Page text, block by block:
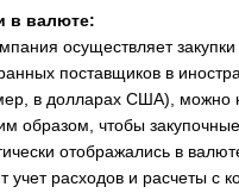
в валюте:
осуществляет закупки
поставщиков в
в долларах США), можно
образом, чтобы
отображались в
учет расходов и расчеты с